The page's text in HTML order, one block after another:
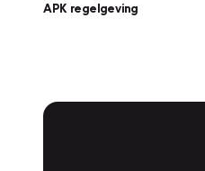
APK regelgeving